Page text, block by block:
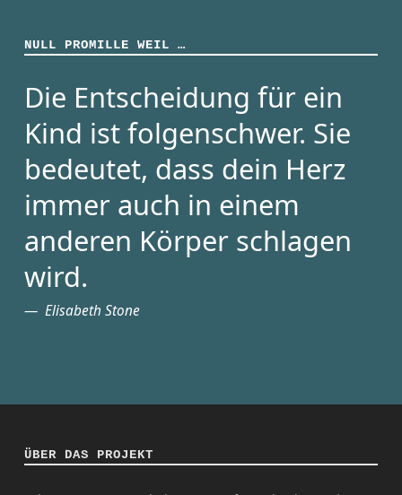
NULL PROMILLE WEIL …
Die Entscheidung für ein
Kind ist folgenschwer. Sie
bedeutet, dass dein Herz
immer auch in einem
anderen Körper schlagen
wird.
Elisabeth Stone
ÜBER DAS PROJEKT